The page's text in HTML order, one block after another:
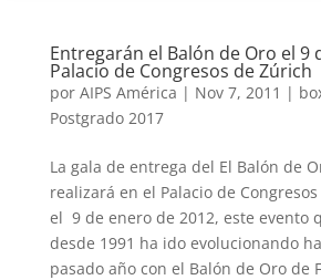
Entregarán el Balón de Oro el 9
Palacio de Congresos de Zúrich
por AIPS América | Nov 7, 2011 |
Postgrado 2017
La gala de entrega del El Balón de
realizará en el Palacio de
el 9 de enero de 2012, este evento
desde 1991 ha ido evolucionando
pasado año con el Balón de Oro de